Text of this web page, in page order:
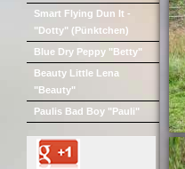
Smart Flying Dun It -
"Dotty" (Pünktchen)
Blue Dry Peppy "Betty"
Beauty Little Lena
"Beauty"
Paulis Bad Boy "Pauli"